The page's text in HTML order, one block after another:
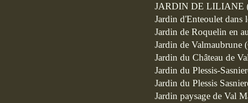
JARDIN DE LILIANE
Jardin d'Enteoulet dans
Jardin de Roquelin en
Jardin de Valmaubrune
Jardin du Château de
Jardin du Plessis-
Jardin du Plessis
Jardin paysage de Val